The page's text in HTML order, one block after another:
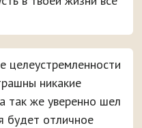
целеустремленности
никакие
так же уверенно шел
будет отличное